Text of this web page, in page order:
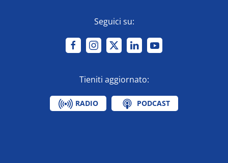
Seguici su:
Tieniti aggiornato:
RADIO PODCAST